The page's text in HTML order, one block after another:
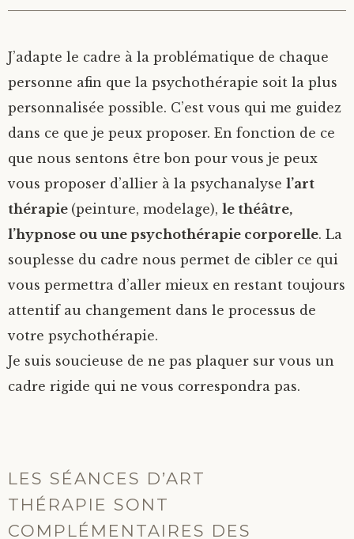
J’adapte le cadre à la problématique de chaque
personne afin que la psychothérapie soit la plus
personnalisée possible. C’est vous qui me guidez
dans ce que je peux proposer. En fonction de ce
que nous sentons être bon pour vous je peux
vous proposer d’allier à la psychanalyse l’art
thérapie (peinture, modelage), le théâtre,
l’hypnose ou une psychothérapie corporelle. La
souplesse du cadre nous permet de cibler ce qui
vous permettra d’aller mieux en restant toujours
attentif au changement dans le processus de
votre psychothérapie.
Je suis soucieuse de ne pas plaquer sur vous un
cadre rigide qui ne vous correspondra pas.
LES SÉANCES D’ART
THÉRAPIE SONT
COMPLÉMENTAIRES DES